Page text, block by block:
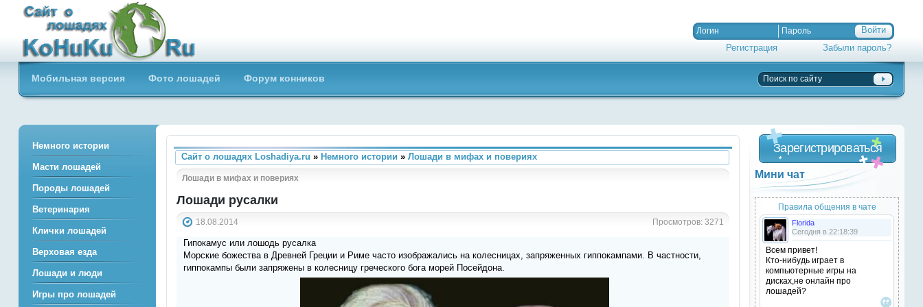
Сайт о лошадях loshadiya.ru
Приветствуем всех любителей
лошадей и конного спорта!
Регистрация Забыли пароль?
Мобильная версия Фото лошадей Форум конников
Сайт о лошадях Loshadiya.ru » Немного истории » Лошади в мифах и повериях
Лошади в мифах и повериях
Лошади русалки
Просмотров: 3271
18.08.2014
Гипокамус или лошодь русалка
Морские божества в Древней Греции и Риме часто изображались на колесницах, запряженных гиппокампами. В частности,
гиппокампы были запряжены в колесницу греческого бога морей Посейдона.
Зарегистрироваться
Мини чат
Правила общения в чате
Florida
Сегодня в 22:18:39
Всем привет!
Кто-нибудь играет в
компьютерные игры на
дисках,не онлайн про
лошадей?
Немного истории
Масти лошадей
Породы лошадей
Ветеринария
Клички лошадей
Верховая езда
Лошади и люди
Игры про лошадей